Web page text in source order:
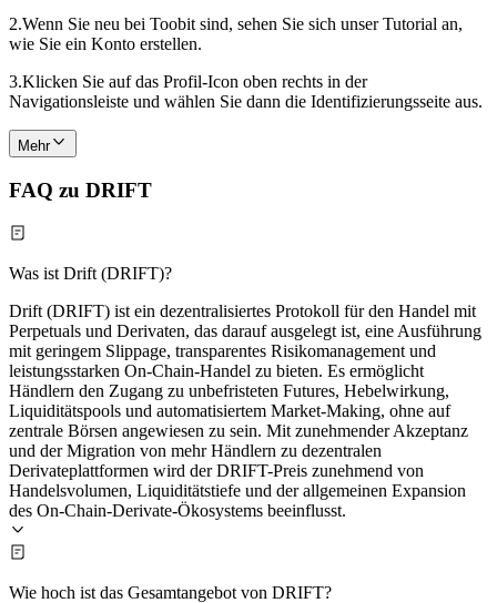
2.Wenn Sie neu bei Toobit sind, sehen Sie sich unser Tutorial an,
wie Sie ein Konto erstellen.
3.Klicken Sie auf das Profil-Icon oben rechts in der
Navigationsleiste und wählen Sie dann die Identifizierungsseite aus.
Mehr
FAQ zu DRIFT
Was ist Drift (DRIFT)?
Drift (DRIFT) ist ein dezentralisiertes Protokoll für den Handel mit
Perpetuals und Derivaten, das darauf ausgelegt ist, eine Ausführung
mit geringem Slippage, transparentes Risikomanagement und
leistungsstarken On-Chain-Handel zu bieten. Es ermöglicht
Händlern den Zugang zu unbefristeten Futures, Hebelwirkung,
Liquiditätspools und automatisiertem Market-Making, ohne auf
zentrale Börsen angewiesen zu sein. Mit zunehmender Akzeptanz
und der Migration von mehr Händlern zu dezentralen
Derivateplattformen wird der DRIFT-Preis zunehmend von
Handelsvolumen, Liquiditätstiefe und der allgemeinen Expansion
des On-Chain-Derivate-Ökosystems beeinflusst.
Wie hoch ist das Gesamtangebot von DRIFT?